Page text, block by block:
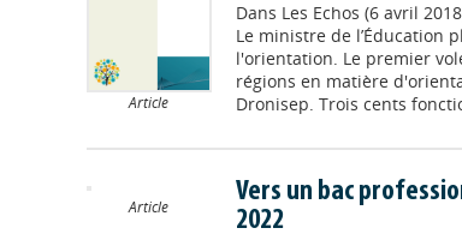
Article
Dans Les Echos (6 avril
Le ministre de l’Éducation
l'orientation. Le premier
régions en matière
Dronisep. Trois cents
Article
Vers un bac
2022